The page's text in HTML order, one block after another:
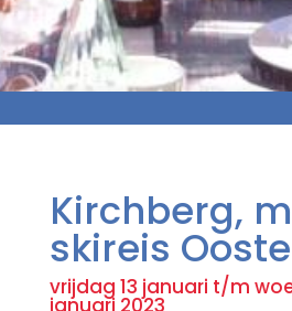
Kirchberg,
skireis
vrijdag 13 januari t/m
januari 2023